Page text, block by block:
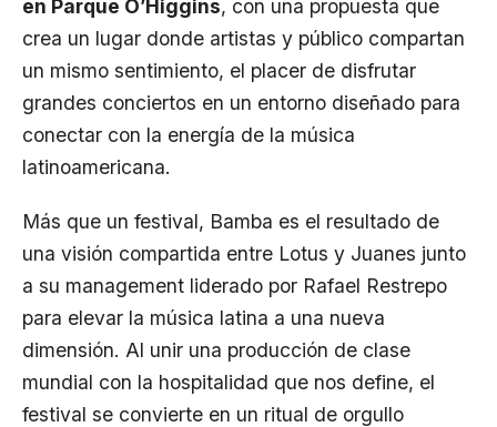
en Parque O’Higgins, con una propuesta que
crea un lugar donde artistas y público compartan
un mismo sentimiento, el placer de disfrutar
grandes conciertos en un entorno diseñado para
conectar con la energía de la música
latinoamericana.
Más que un festival, Bamba es el resultado de
una visión compartida entre Lotus y Juanes junto
a su management liderado por Rafael Restrepo
para elevar la música latina a una nueva
dimensión. Al unir una producción de clase
mundial con la hospitalidad que nos define, el
festival se convierte en un ritual de orgullo